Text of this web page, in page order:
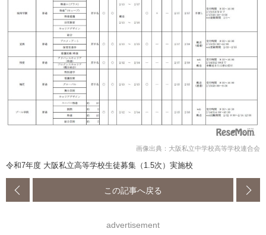
画像出典：大阪私立中学校高等学校連合会
令和7年度 大阪私立高等学校生徒募集（1.5次）実施校
この記事へ戻る
advertisement